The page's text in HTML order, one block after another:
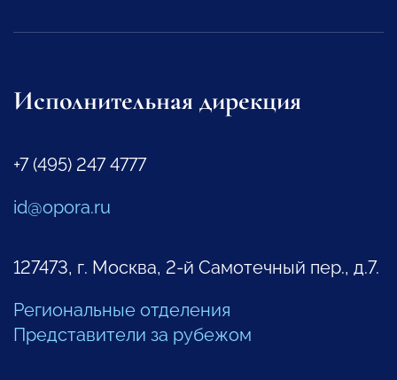
Исполнительная дирекция
+7 (495) 247 4777
id@opora.ru
127473, г. Москва, 2-й Самотечный пер., д.7.
Региональные отделения
Представители за рубежом